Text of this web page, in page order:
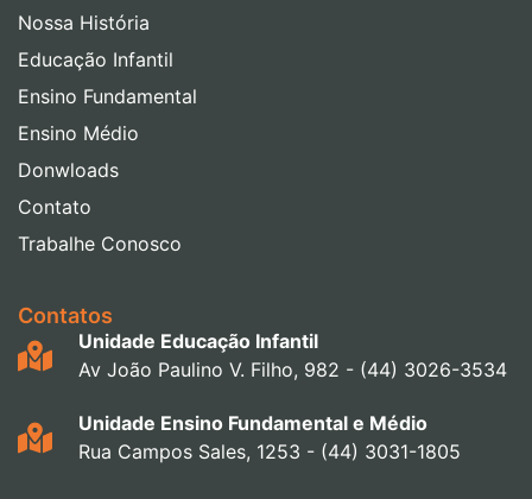
Nossa História
Educação Infantil
Ensino Fundamental
Ensino Médio
Donwloads
Contato
Trabalhe Conosco
Contatos
Unidade Educação Infantil
Av João Paulino V. Filho, 982 - (44) 3026-3534
Unidade Ensino Fundamental e Médio
Rua Campos Sales, 1253 - (44) 3031-1805